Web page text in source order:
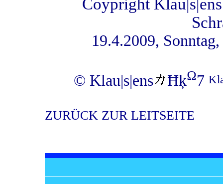
Coypright
19.4.2009,
© Klau|s|ens ĦķΩ7
ZURÜCK ZUR LEITSEITE